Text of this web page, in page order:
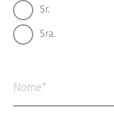
Sr.
Sra.
Nome